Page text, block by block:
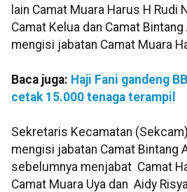
lain Camat Muara Harus H Rudi
Camat Kelua dan Camat
mengisi jabatan Camat Muara
Baca juga: Haji Fani gandeng
cetak 15.000 tenaga terampil
Sekretaris Kecamatan
mengisi jabatan Camat Bintang
sebelumnya menjabat Camat
Camat Muara Uya dan Aidy